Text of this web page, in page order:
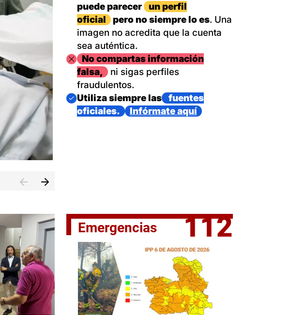
El jefe del Ejecutivo castellanomanchego, Emiliano García-
puede parecer
un perfil
oficial
pero no siempre lo es. Una
imagen no acredita que la cuenta
sea auténtica.
ImagenNo compartas información
falsa,
ni sigas perfiles
fraudulentos.
Imagen
Utiliza siempre las
fuentes
oficiales.
Infórmate aquí
Emergencias 112